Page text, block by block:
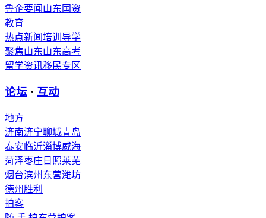
鲁企要闻 山东国资
教育
热点新闻培训导学
聚焦山东山东高考
留学资讯移民专区
论坛 · 互动
地方
济南济宁聊城青岛
泰安 临沂淄博威海
菏泽枣庄 日照莱芜
烟台滨州 东营潍坊
德州 胜利
拍客